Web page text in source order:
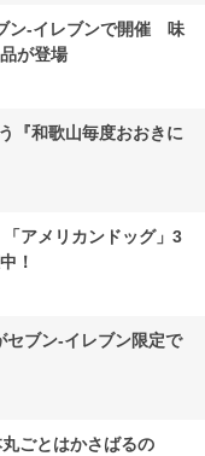
ン-イレブンで開催 味
が登場
『和歌山毎度おおきに
アメリカンドッグ」3
！
ブン‐イレブン限定で
ごとはかさばるの